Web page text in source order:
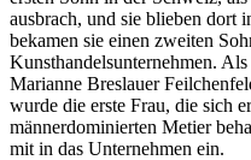
ausbrach, und sie blieben dort
bekamen sie einen zweiten
Kunsthandelsunternehmen.
Marianne Breslauer
wurde die erste Frau, die sich
männerdominierten Metier
mit in das Unternehmen ein.